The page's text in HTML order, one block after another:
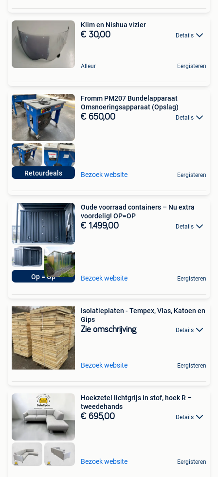
Klim en Nishua vizier
€ 30,00 Details
Alleur Eergisteren
Retourdeals
Fromm PM207 Bundelapparaat
Omsnoeringsapparaat (Opslag)
€ 650,00 Details
Bezoek website Eergisteren
Op = Op
Oude voorraad containers – Nu extra
voordelig! OP=OP
€ 1.499,00 Details
Bezoek website Eergisteren
Isolatieplaten - Tempex, Vlas, Katoen en
Gips
Zie omschrijving Details
Bezoek website Eergisteren
Hoekzetel lichtgrijs in stof, hoek R –
tweedehands
€ 695,00 Details
Bezoek website Eergisteren